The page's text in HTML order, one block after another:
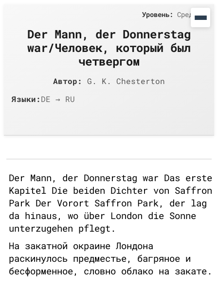
Der Mann, der Donnerstag
war/Человек, который был
четвергом
Автор:
G. K. Chesterton
Языки:DE → RU
Уровень: Средний
Der Mann, der Donnerstag war Das erste
Kapitel Die beiden Dichter von Saffron
Park Der Vorort Saffron Park, der lag
da hinaus, wo über London die Sonne
unterzugehen pflegt.
На закатной окраине Лондона
раскинулось предместье, багряное и
бесформенное, словно облако на закате.